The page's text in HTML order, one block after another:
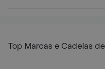
Top Marcas e Cadeias